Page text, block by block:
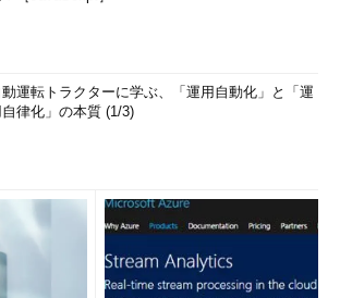
動運転トラクターに学ぶ、「運用自動化」と「運
自律化」の本質 (1/3)